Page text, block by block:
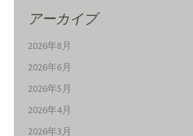
アーカイブ
2026年8月
2026年6月
2026年5月
2026年4月
2026年3月